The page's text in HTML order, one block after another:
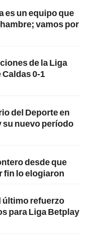
es un equipo que
vamos por
de la Liga
Caldas 0-1
del Deporte en
su nuevo período
desde que
fin lo elogiaron
último refuerzo
para Liga Betplay